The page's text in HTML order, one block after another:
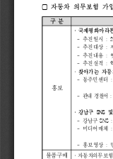
▢ 자동차 의무보험 가
구 분
홍보
‧ 국제평화마라
- 추진일시 :
- 추진대상 :
- 추진내용 :
- 추진실적 :
‧ 찾아가는 자
- 동주민센터 :
- 관내 경찰서 :
‧ 강남구 SNS 및
- 강남구 SNS :
- 미디어매체 :
- 홍보영상 :
물품구매 ‧ 자동차의무보